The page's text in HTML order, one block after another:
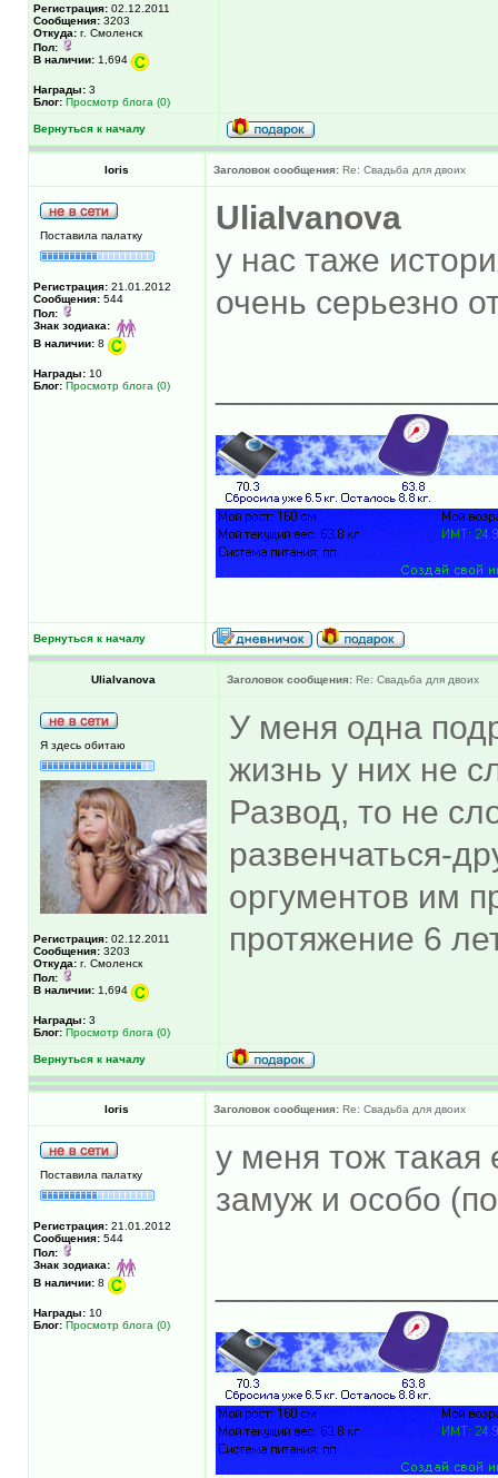
Регистрация: 02.12.2011
Сообщения: 3203
Откуда: г. Смоленск
Пол:
В наличии: 1,694
Награды: 3
Блог: Просмотр блога (0)
Вернуться к началу
loris Заголовок сообщения: Re: Свадьба для двоих
Поставила палатку
Регистрация: 21.01.2012
Сообщения: 544
Пол:
Знак зодиака:
В наличии: 8
Награды: 10
Блог: Просмотр блога (0)
UliaIvanova
у нас таже
очень серьезно
Вернуться к началу
UliaIvanova Заголовок сообщения: Re: Свадьба для двоих
Я здесь обитаю
Регистрация: 02.12.2011
Сообщения: 3203
Откуда: г. Смоленск
Пол:
В наличии: 1,694
Награды: 3
Блог: Просмотр блога (0)
У меня одна
жизнь у них не
Развод, то не
развенчаться-
оргументов им
протяжение 6
Вернуться к началу
loris Заголовок сообщения: Re: Свадьба для двоих
Поставила палатку
Регистрация: 21.01.2012
Сообщения: 544
Пол:
Знак зодиака:
В наличии: 8
Награды: 10
Блог: Просмотр блога (0)
у меня тож такая
замуж и особо